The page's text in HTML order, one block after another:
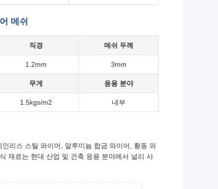
메쉬
직경 메쉬 두께
1.2mm 3mm
무게 응용 분야
1.5kgs/m2 내부
리스 스틸 와이어, 알루미늄 합금 와이어, 황동 와
재료는 현대 산업 및 건축 응용 분야에서 널리 사